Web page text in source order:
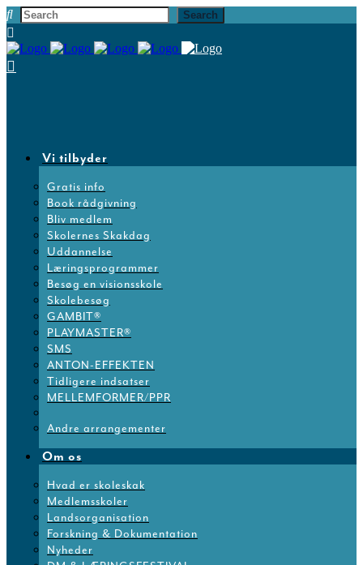
Vi tilbyder
Gratis info
Book rådgivning
Bliv medlem
Skolernes Skakdag
Uddannelse
Læringsprogrammer
Besøg en visionsskole
Skolebesøg
GAMBIT®
PLAYMASTER®
SMS
ANTON-EFFEKTEN
Tidligere indsatser
MELLEMFORMER/PPR
Andre arrangementer
Om os
Hvad er skoleskak
Medlemsskoler
Landsorganisation
Forskning & Dokumentation
Nyheder